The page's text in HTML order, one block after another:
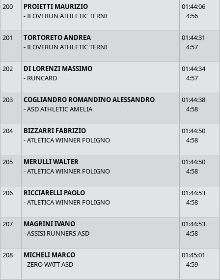
200
PROIETTI MAURIZIO
- ILOVERUN ATHLETIC TERNI
01:44:06
4:56
201
TORTORETO ANDREA
- ILOVERUN ATHLETIC TERNI
01:44:31
4:57
202
DI LORENZI MASSIMO
- RUNCARD
01:44:34
4:57
203
COGLIANDRO ROMANDINO ALESSANDRO
- ASD ATHLETIC AMELIA
01:44:38
4:58
204
BIZZARRI FABRIZIO
- ATLETICA WINNER FOLIGNO
01:44:50
4:58
205
MERULLI WALTER
- ATLETICA WINNER FOLIGNO
01:44:50
4:58
206
RICCIARELLI PAOLO
- ATLETICA WINNER FOLIGNO
01:44:53
4:58
207
MAGRINI IVANO
- ASSISI RUNNERS ASD
01:44:53
4:58
208
MICHELI MARCO
- ZERO WATT ASD
01:45:01
4:59